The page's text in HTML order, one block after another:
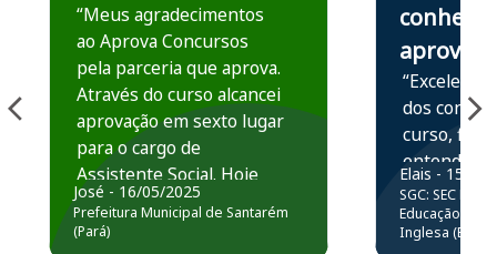
“Meus agradecimentos
ao Aprova Concursos
pela parceria que aprova.
Através do curso alcancei
aprovação em sexto lugar
para o cargo de
Assistente Social. Hoje
estou atuando na
Prefeitura de Santarém.
José - 16/05/2025
Prefeitura Municipal de Santarém
(Pará)
conhece,
aprova
“Excelente
dos
curso,
entender e
prática
resolução
questões.”
Elais - 15/07/
SGC: SEC BA
Educação
Inglesa (Edital